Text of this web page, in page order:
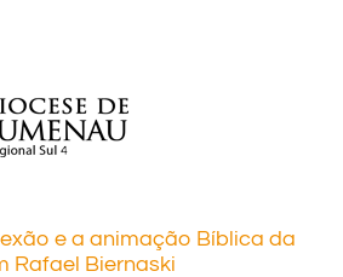
e a animação Bíblica da
Rafael Biernaski